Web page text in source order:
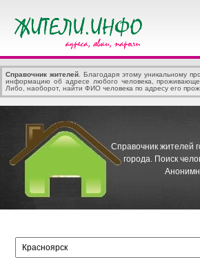
Справочник жителей . Благодаря этому уникальному
информацию об адресе любого человека,
Либо, наоборот, найти ФИО человека по адресу его
Справочник жителей
города. Поиск